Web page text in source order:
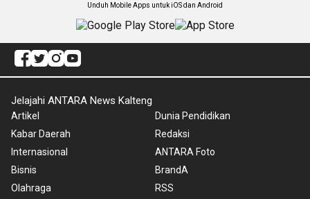
Unduh Mobile Apps untuk iOS dan Android
Jelajahi ANTARA News Kalteng
Artikel
Kabar Daerah
Internasional
Bisnis
Olahraga
Dunia Pendidikan
Redaksi
ANTARA Foto
BrandA
RSS